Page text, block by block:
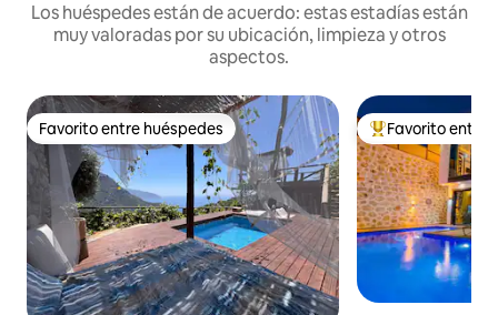
Los huéspedes están de acuerdo: estas estadías están
muy valoradas por su ubicación, limpieza y otros
aspectos.
Favorito entre huéspedes
Favorito entre huéspedes Favorito entre
Favorito entre